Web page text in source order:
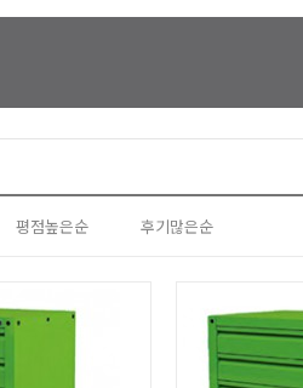
평점높은순 후기많은순